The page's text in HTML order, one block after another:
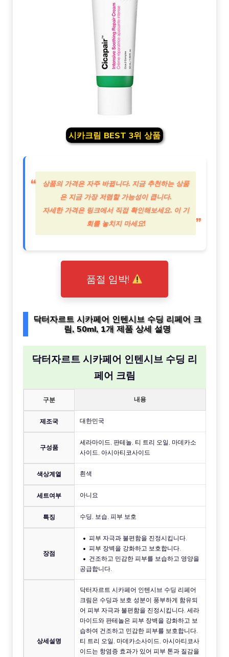
시카크림 BEST 3위 상품
상품의 가격은 자주 바뀝니다. 지금 추천하는 상품
은 지금 가장 저렴할 가능성이 큽니다.
자세한 가격은 링크에서 직접 확인해보세요. 이 기
회를 놓치지 마세요!
품절 임박!
닥터자르트 시카페어 인텐시브 수딩 리페어 크
림, 50ml, 1개 제품 상세 설명
닥터자르트 시카페어 인텐시브 수딩 리
페어 크림
구분 내용
제조국 대한민국
구성품
세라마이드, 판테놀, 티 트리 오일, 마데카소
사이드, 아시아티코사이드
색상계열 흰색
세트여부 아니요
특징 수딩, 보습, 피부 보호
장점
피부 자극과 불편함을 진정시킵니다.
피부 장벽을 강화하고 보호합니다.
건조하고 민감한 피부를 보습하고 영양을
공급합니다.
상세설명
닥터자르트 시카페어 인텐시브 수딩 리페어
크림은 수딩과 보호 성분이 풍부하게 함유되
어 피부 자극과 불편함을 진정시킵니다. 세라
마이드와 판테놀은 피부 장벽을 강화하고 보
습하여 건조하고 민감한 피부를 보호합니다.
티 트리 오일, 마데카소사이드, 아시아티코사
이드는 항염증 효과가 있어 피부 톤과 질감을